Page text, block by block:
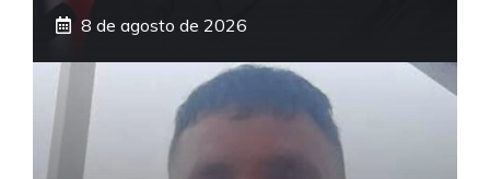
8 de agosto de 2026